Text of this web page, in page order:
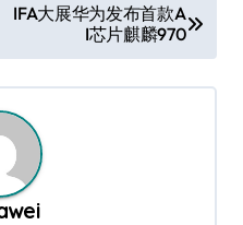
IFA大展华为发布首款A
I芯片麒麟970